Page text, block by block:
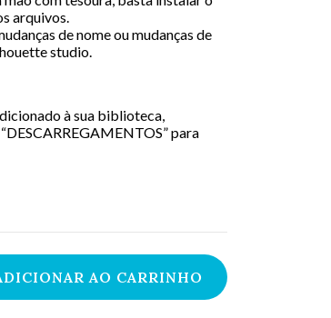
arquivos.
de nome ou mudanças de
studio.
à sua biblioteca,
para
AO CARRINHO